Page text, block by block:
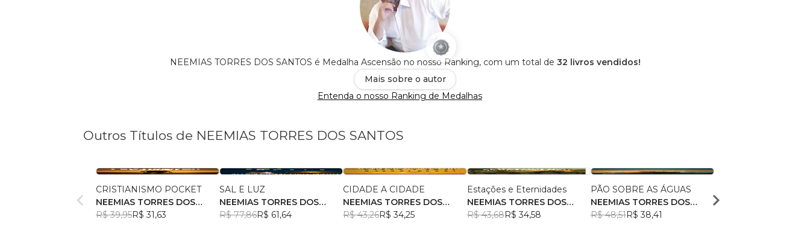
NEEMIAS TORRES DOS SANTOS é Medalha Ascensão no nosso Ranking, com um total de 32 livros vendidos!
Mais sobre o autor
Entenda o nosso Ranking de Medalhas
Outros Títulos de NEEMIAS TORRES DOS SANTOS
CRISTIANISMO POCKET
NEEMIAS TORRES DOS
SANTOS
R$ 39,95R$ 31,63
SAL E LUZ
NEEMIAS TORRES DOS
SANTOS
R$ 77,86R$ 61,64
CIDADE A CIDADE
NEEMIAS TORRES DOS
SANTOS
R$ 43,26R$ 34,25
Estações e Eternidades
NEEMIAS TORRES DOS
SANTOS
R$ 43,68R$ 34,58
PÃO SOBRE AS ÁGUAS
NEEMIAS TORRES DOS
SANTOS
R$ 48,51R$ 38,41
NEEMIAS TORRES